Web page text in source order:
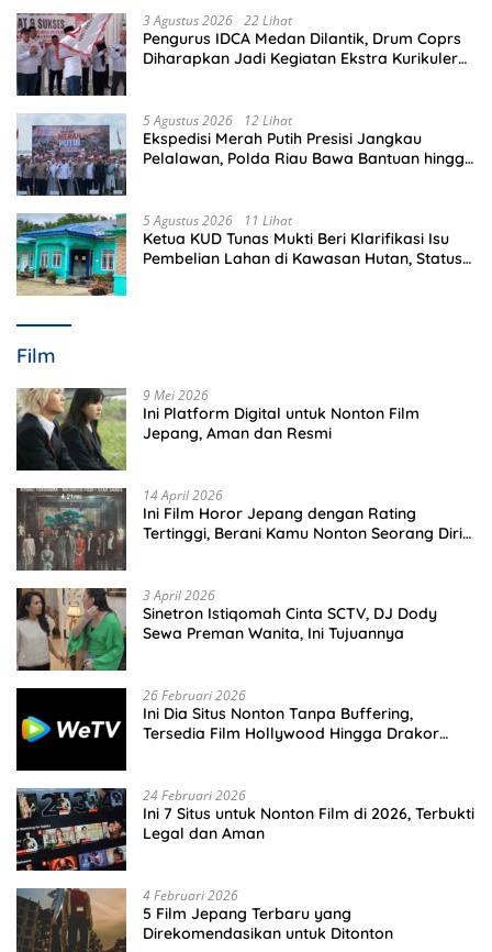
3 Agustus 2026 22 Lihat
Pengurus IDCA Medan Dilantik, Drum Coprs
Diharapkan Jadi Kegiatan Ekstra Kurikuler
5 Agustus 2026 12 Lihat
Ekspedisi Merah Putih Presisi Jangkau
Pelalawan, Polda Riau Bawa Bantuan hingga
5 Agustus 2026 11 Lihat
Ketua KUD Tunas Mukti Beri Klarifikasi Isu
Pembelian Lahan di Kawasan Hutan, Status
Film
9 Mei 2026
Ini Platform Digital untuk Nonton Film
Jepang, Aman dan Resmi
14 April 2026
Ini Film Horor Jepang dengan Rating
Tertinggi, Berani Kamu Nonton Seorang Diri
3 April 2026
Sinetron Istiqomah Cinta SCTV, DJ Dody
Sewa Preman Wanita, Ini Tujuannya
26 Februari 2026
Ini Dia Situs Nonton Tanpa Buffering,
Tersedia Film Hollywood Hingga Drakor
24 Februari 2026
Ini 7 Situs untuk Nonton Film di 2026, Terbukti
Legal dan Aman
4 Februari 2026
5 Film Jepang Terbaru yang
Direkomendasikan untuk Ditonton